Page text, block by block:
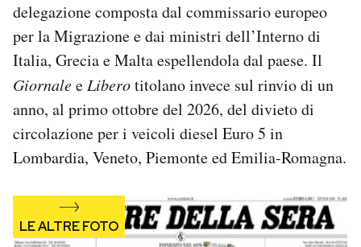
Newsletter
Notifiche mobile
Regala il Post
Esci
delegazione composta dal commissario europeo
per la Migrazione e dai ministri dell’Interno di
Italia, Grecia e Malta espellendola dal paese. Il
GiornaleeLiberotitolano invece sul rinvio di un
anno, al primo ottobre del 2026, del divieto di
circolazione per i veicoli diesel Euro 5 in
Lombardia, Veneto, Piemonte ed Emilia-Romagna.